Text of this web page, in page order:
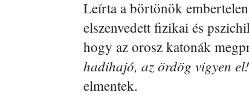
Leírta a börtönök
elszenvedett fizikai és
hogy az orosz katonák
hadihajó, az ördög vigyen
elmentek.